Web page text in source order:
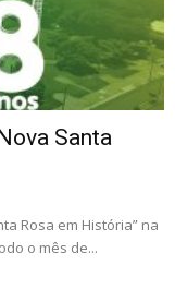
Santa
Rosa em História” na
o mês de...